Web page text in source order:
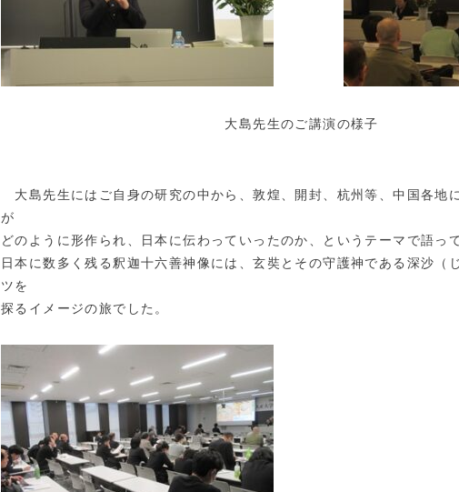
大島先生のご講演の様子
大島先生にはご自身の研究の中から、敦煌、開封、杭州等、中国各地
が
どのように形作られ、日本に伝わっていったのか、というテーマで語
日本に数多く残る釈迦十六善神像には、玄奘とその守護神である深沙
ツを
探るイメージの旅でした。